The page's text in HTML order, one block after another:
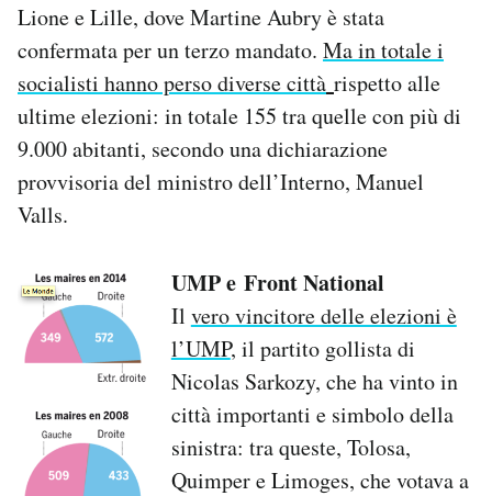
Lione e Lille, dove Martine Aubry è stata
confermata per un terzo mandato. Ma in totale i
socialisti hanno perso diverse città rispetto alle
ultime elezioni: in totale 155 tra quelle con più di
9.000 abitanti, secondo una dichiarazione
provvisoria del ministro dell’Interno, Manuel
Valls.
UMP e Front National
Il vero vincitore delle elezioni è
l’UMP, il partito gollista di
Nicolas Sarkozy, che ha vinto in
città importanti e simbolo della
sinistra: tra queste, Tolosa,
Quimper e Limoges, che votava a